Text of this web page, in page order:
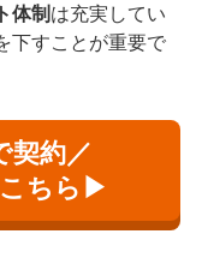
体制 は充実してい
下すことが重要で
契約／
ちら▶